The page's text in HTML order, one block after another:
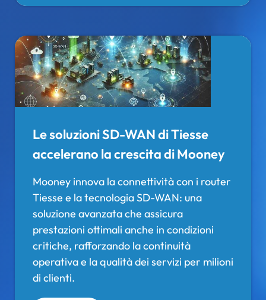
Le soluzioni SD-WAN di Tiesse
accelerano la crescita di Mooney
Mooney innova la connettività con i router
Tiesse e la tecnologia SD-WAN: una
soluzione avanzata che assicura
prestazioni ottimali anche in condizioni
critiche, rafforzando la continuità
operativa e la qualità dei servizi per milioni
di clienti.